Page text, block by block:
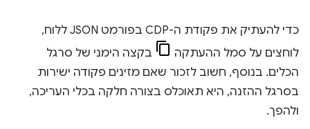
כדי להעתיק את פקודת ה-CDP בפורמט JSON ללוח,
לוחצים על סמל ההעתקה
בקצה הימני של סרגל
הכלים. בנוסף, חשוב לזכור שאם מזינים פקודה ישירות
בסרגל ההזנה, היא תאוכלס בצורה חלקה בכלי העריכה,
ולהפך.